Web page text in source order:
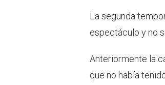
La segunda
espectáculo y no
Anteriormente la
que no había